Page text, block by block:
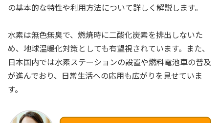
の基本的な特性や利用方法について詳しく解説します。
水素は無色無臭で、燃焼時に二酸化炭素を排出しないた
め、地球温暖化対策としても有望視されています。また、
日本国内では水素ステーションの設置や燃料電池車の普及
が進んでおり、日常生活への応用も広がりを見せていま
す。